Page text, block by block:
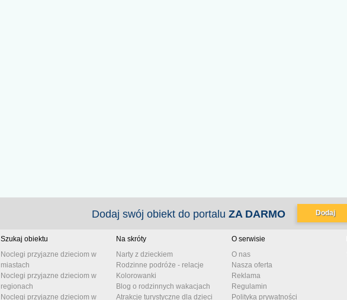
Dodaj swój obiekt do portalu ZA DARMO Dodaj
Szukaj obiektu
Noclegi przyjazne dzieciom w
miastach
Noclegi przyjazne dzieciom w
regionach
Noclegi przyjazne dzieciom w
Na skróty
Narty z dzieckiem
Rodzinne podróże - relacje
Kolorowanki
Blog o rodzinnych wakacjach
Atrakcje turystyczne dla dzieci
O serwisie
O nas
Nasza oferta
Reklama
Regulamin
Polityka prywatności